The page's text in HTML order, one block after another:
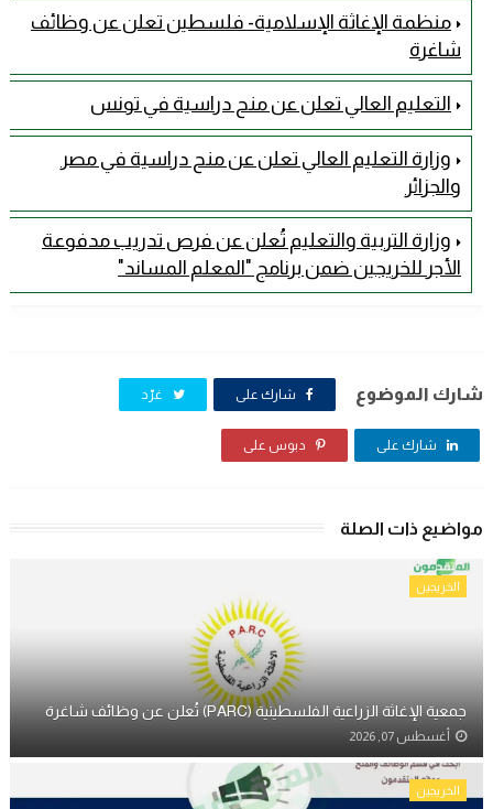
منظمة الإغاثة الإسلامية- فلسطين تعلن عن وظائف
شاغرة
التعليم العالي تعلن عن منح دراسية في تونس
وزارة التعليم العالي تعلن عن منح دراسية في مصر
والجزائر
وزارة التربية والتعليم تُعلن عن فرص تدريب مدفوعة
الأجر للخريجين ضمن برنامج "المعلم المساند"
شارك الموضوع شارك على غرّد
شارك على دبوس على
مواضيع ذات الصلة
الخريجين
جمعية الإغاثة الزراعية الفلسطينية (PARC) تُعلن عن وظائف شاغرة
أغسطس 07, 2026
الخريجين